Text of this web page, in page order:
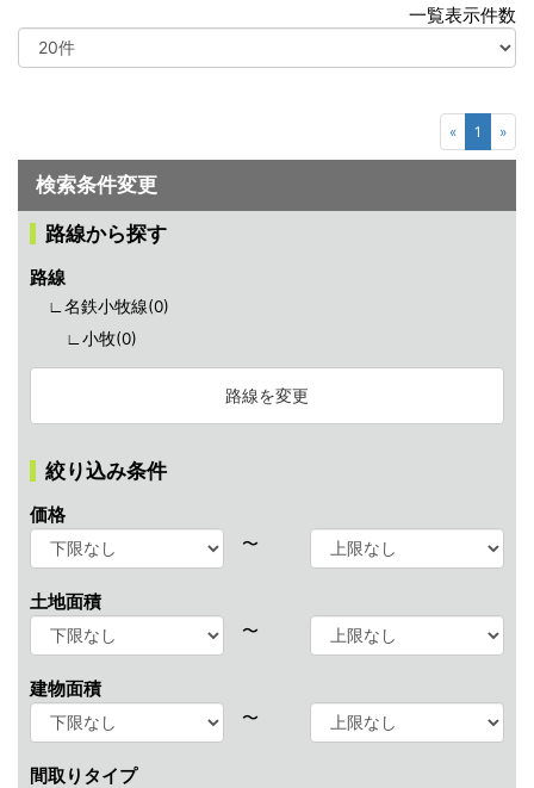
一覧表示件数
« 1 »
検索条件変更
路線から探す
路線
∟名鉄小牧線(0)
∟小牧(0)
路線を変更
絞り込み条件
価格
〜
土地面積
〜
建物面積
〜
間取りタイプ